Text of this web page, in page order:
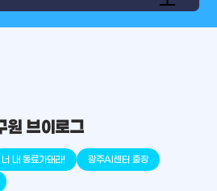
arrow_selector_tool
경기도대전광역시place
오송
place
대덕
place
원주
원 브이로그
너 내 동료가돼라! 광주AI센터 출장